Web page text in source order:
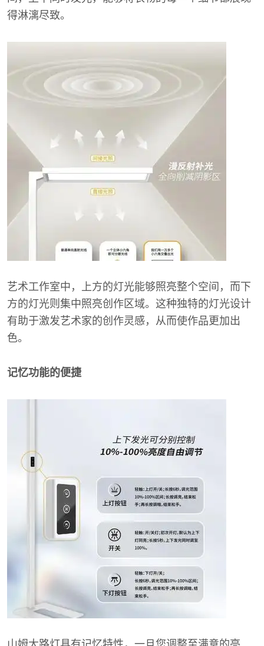
得淋漓尽致。
艺术工作室中，上方的灯光能够照亮整个空间，而下
方的灯光则集中照亮创作区域。这种独特的灯光设计
有助于激发艺术家的创作灵感，从而使作品更加出
色。
记忆功能的便捷